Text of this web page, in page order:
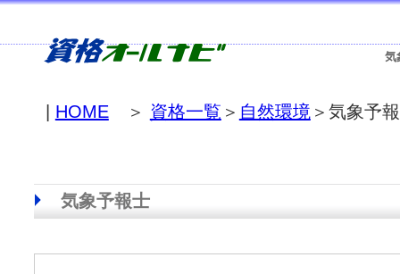
気
HOME＞ 資格一覧 ＞ 自然環境＞気象予
気象予報士